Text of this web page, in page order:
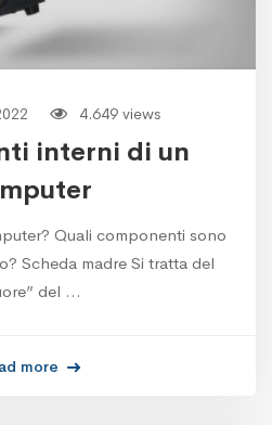
4.649 views
interni di un
Quali componenti sono
Scheda madre Si tratta del
del …
more